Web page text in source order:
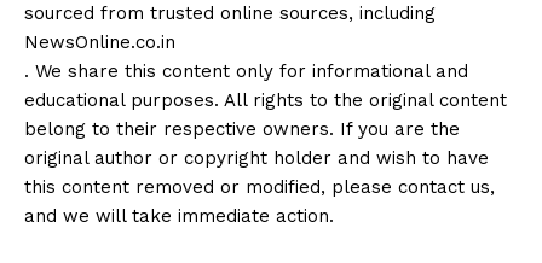
sourced from trusted online sources, including
NewsOnline.co.in
. We share this content only for informational and
educational purposes. All rights to the original content
belong to their respective owners. If you are the
original author or copyright holder and wish to have
this content removed or modified, please contact us,
and we will take immediate action.